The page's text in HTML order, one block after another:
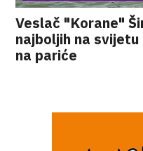
Veslač "Korane"
najboljih na
na pariće